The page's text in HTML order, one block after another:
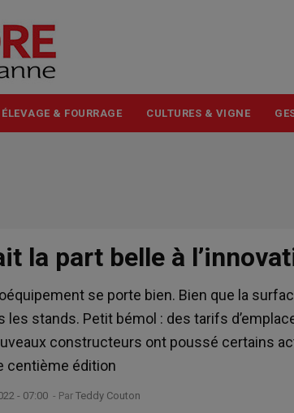
ÉLEVAGE & FOURRAGE CULTURES & VIGNE
la part belle à
se porte bien. Bien que la
les stands. Petit bémol : des tarifs
constructeurs ont poussé certains
centième édition
- 07:00 - Par Teddy Couton